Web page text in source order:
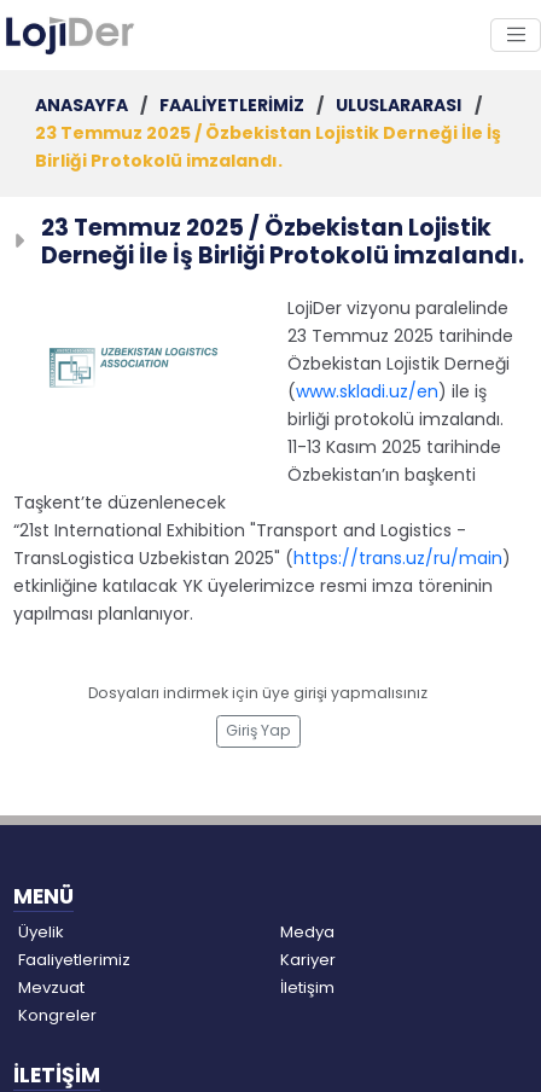
ANASAYFA / FAALİYETLERİMİZ / ULUSLARARASI
/
23 Temmuz 2025 / Özbekistan Lojistik Derneği İle İş
Birliği Protokolü imzalandı.
23 Temmuz 2025 / Özbekistan Lojistik
Derneği İle İş Birliği Protokolü imzalandı.
LojiDer vizyonu paralelinde
23 Temmuz 2025 tarihinde
Özbekistan Lojistik Derneği
(www.skladi.uz/en) ile iş
birliği protokolü imzalandı.
11-13 Kasım 2025 tarihinde
Özbekistan’ın başkenti
Taşkent’te düzenlenecek
“21st International Exhibition "Transport and Logistics -
TransLogistica Uzbekistan 2025" (https://trans.uz/ru/main)
etkinliğine katılacak YK üyelerimizce resmi imza töreninin
yapılması planlanıyor.
Dosyaları indirmek için üye girişi yapmalısınız
Giriş Yap
MENÜ
Üyelik
Faaliyetlerimiz
Mevzuat
Kongreler
Medya
Kariyer
İletişim
İLETİŞİM